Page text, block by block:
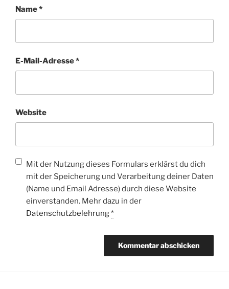
Name*
E-Mail-Adresse*
Website
Mit der Nutzung dieses Formulars erklärst du dich
mit der Speicherung und Verarbeitung deiner Daten
(Name und Email Adresse) durch diese Website
einverstanden. Mehr dazu in der
Datenschutzbelehrung*